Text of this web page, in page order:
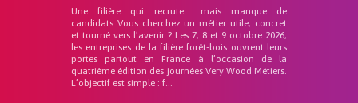
Une filière qui recrute… mais manque de
candidats Vous cherchez un métier utile, concret
et tourné vers l’avenir ? Les 7, 8 et 9 octobre 2026,
les entreprises de la filière forêt-bois ouvrent leurs
portes partout en France à l’occasion de la
quatrième édition des journées Very Wood Métiers.
L’objectif est simple : f...